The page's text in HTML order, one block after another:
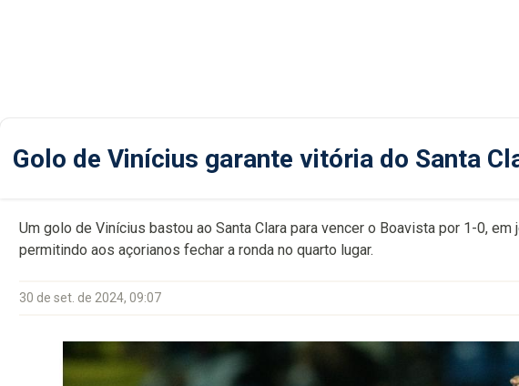
Golo de Vinícius garante vitória do Santa
Um golo de Vinícius bastou ao Santa Clara para vencer o Boavista por 1-0,
permitindo aos açorianos fechar a ronda no quarto lugar.
30 de set. de 2024, 09:07